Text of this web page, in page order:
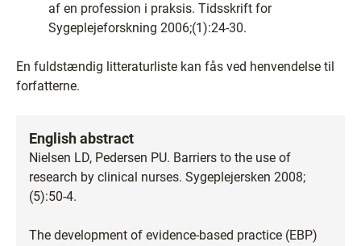
af en profession i praksis. Tidsskrift for
Sygeplejeforskning 2006;(1):24-30.
En fuldstændig litteraturliste kan fås ved henvendelse til
forfatterne.
English abstract
Nielsen LD, Pedersen PU. Barriers to the use of
research by clinical nurses. Sygeplejersken 2008;
(5):50-4.
The development of evidence-based practice (EBP)